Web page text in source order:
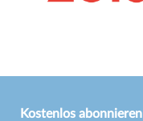
Kostenlos abonnieren